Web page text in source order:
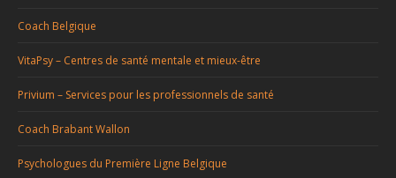
Coach Belgique
VitaPsy – Centres de santé mentale et mieux-être
Privium – Services pour les professionnels de santé
Coach Brabant Wallon
Psychologues du Première Ligne Belgique